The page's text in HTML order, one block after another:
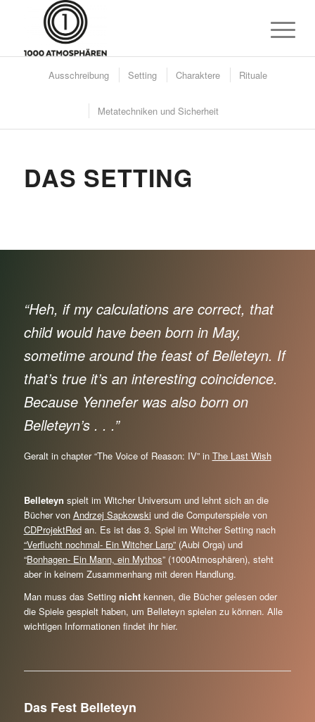
Ausschreibung Setting Charaktere Rituale
Metatechniken und Sicherheit
DAS SETTING
“Heh, if my calculations are correct, that
child would have been born in May,
sometime around the feast of Belleteyn. If
that’s true it’s an interesting coincidence.
Because Yennefer was also born on
Belleteyn’s . . .”
Geralt in chapter “The Voice of Reason: IV” in The Last Wish
Belleteyn spielt im Witcher Universum und lehnt sich an die
Bücher von Andrzej Sapkowski und die Computerspiele von
CDProjektRedan. Es ist das 3. Spiel im Witcher Setting nach
“Verflucht nochmal- Ein Witcher Larp”(Aubi Orga) und
“Bonhagen- Ein Mann, ein Mythos” (1000Atmosphären), steht
aber in keinem Zusammenhang mit deren Handlung.
Man muss das Setting nichtkennen, die Bücher gelesen oder
die Spiele gespielt haben, um Belleteyn spielen zu können. Alle
wichtigen Informationen findet ihr hier.
Das Fest Belleteyn